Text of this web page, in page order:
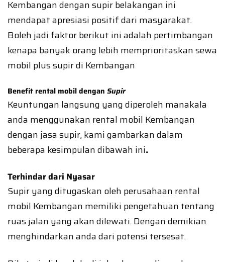
Kembangan dengan supir belakangan ini
mendapat apresiasi positif dari masyarakat.
Boleh jadi faktor berikut ini adalah pertimbangan
kenapa banyak orang lebih memprioritaskan sewa
mobil plus supir di Kembangan
Benefit rental mobil dengan Supir
Keuntungan langsung yang diperoleh manakala
anda menggunakan rental mobil Kembangan
dengan jasa supir, kami gambarkan dalam
beberapa kesimpulan dibawah ini.
Terhindar dari Nyasar
Supir yang ditugaskan oleh perusahaan rental
mobil Kembangan memiliki pengetahuan tentang
ruas jalan yang akan dilewati. Dengan demikian
menghindarkan anda dari potensi tersesat.